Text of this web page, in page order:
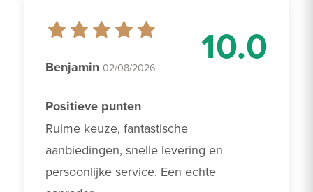
10.0
Benjamin 02/08/2026
Positieve punten
Ruime keuze, fantastische
aanbiedingen, snelle levering en
persoonlijke service. Een echte